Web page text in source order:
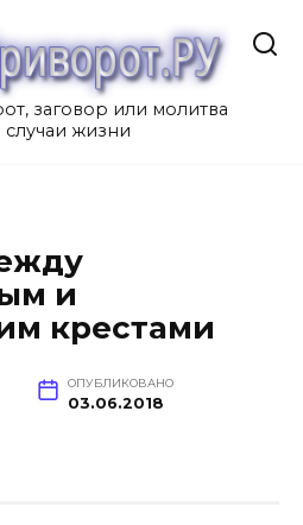
заговор или молитва
случаи жизни
и
крестами
ОПУБЛИКОВАНО
03.06.2018